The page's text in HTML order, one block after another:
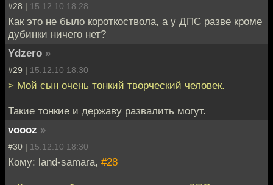
#28 | 15.12.10 18:28
Как это не было короткоствола, а у ДПС разве кроме
дубинки ничего нет?
Ydzero »
#29 | 15.12.10 18:30
> Мой сын очень тонкий творческий человек.
Такие тонкие и державу развалить могут.
voooz »
#30 | 15.12.10 18:30
Кому: land-samara, #28